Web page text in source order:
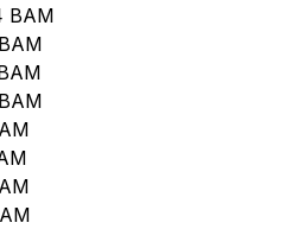
BAM
BAM
BAM